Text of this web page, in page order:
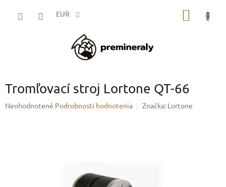
EUR
Tromľovací stroj Lortone QT-66
Priemerné
Neohodnotené Podrobnosti hodnotenia Značka: Lortone